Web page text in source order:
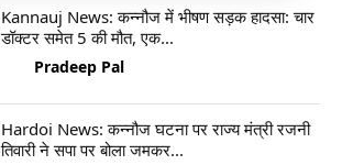
Kannauj News: कन्नौज में भीषण सड़क हादसा: चार
डॉक्टर समेत 5 की मौत, एक...
Pradeep Pal
Hardoi News: कन्नौज घटना पर राज्य मंत्री रजनी
तिवारी ने सपा पर बोला जमकर...